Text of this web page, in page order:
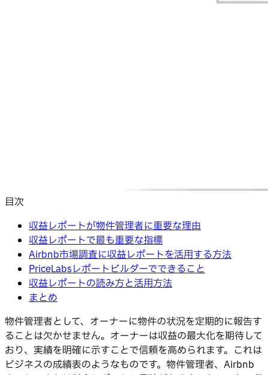
目次
収益レポートが物件管理者に重要な理由
収益レポートで最も重要な指標
Airbnb市場調査に収益レポートを活用する方法
PriceLabsレポートビルダーでできること
収益レポートの読み方と活用方法
まとめ
物件管理者として、オーナーに物件の状況を定期的に報告す
ることは欠かせません。オーナーは収益の最大化を期待して
おり、実績を明確に示すことで信頼を高められます。これは
ビジネスの成績表のようなものです。物件管理者、Airbnb